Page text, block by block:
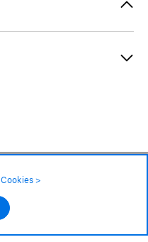
Rechte sind vorbehalten
In den Warenkorb
>